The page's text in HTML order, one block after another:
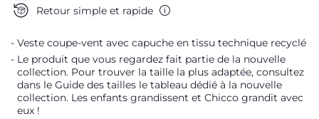
Retour simple et rapide
Veste coupe-vent avec capuche en tissu technique recyclé
Le produit que vous regardez fait partie de la nouvelle
collection. Pour trouver la taille la plus adaptée, consultez
dans le Guide des tailles le tableau dédié à la nouvelle
collection. Les enfants grandissent et Chicco grandit avec
eux !